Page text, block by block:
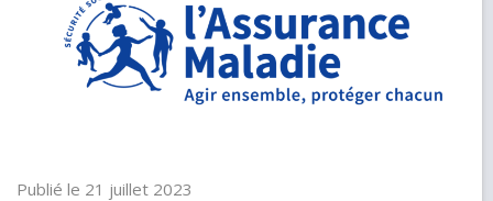
Publié le 21 juillet 2023